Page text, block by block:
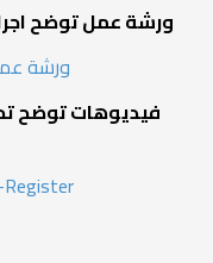
ورشة عمل توضح
ورشة
فيديوهات توضح